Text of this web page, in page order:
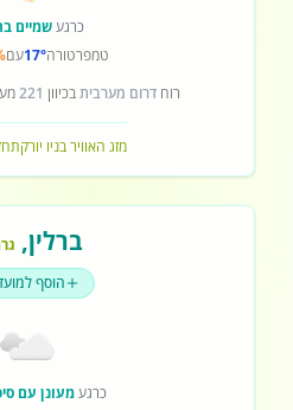
כרגעשמיים
טמפרטורה17°עם
רוחדרום מערביתבכיוון 221
מזג האוויר בניו יורק
ברלין,
הוסף
כרגעמעונן עם